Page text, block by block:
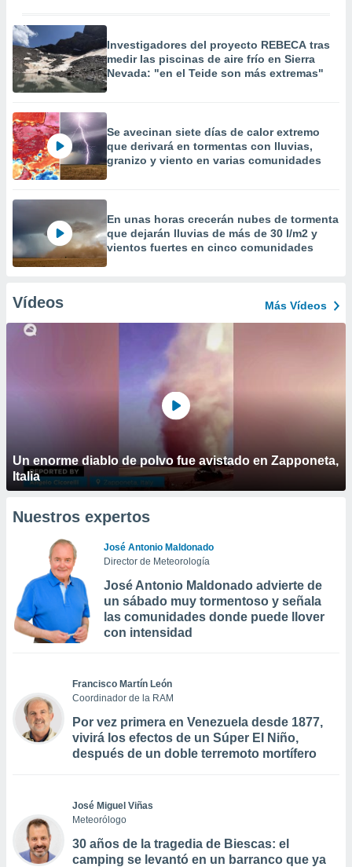
Investigadores del proyecto REBECA tras
medir las piscinas de aire frío en Sierra
Nevada: "en el Teide son más extremas"
Se avecinan siete días de calor extremo
que derivará en tormentas con lluvias,
granizo y viento en varias comunidades
En unas horas crecerán nubes de tormenta
que dejarán lluvias de más de 30 l/m2 y
vientos fuertes en cinco comunidades
Vídeos Más Vídeos
Un enorme diablo de polvo fue avistado en Zapponeta,
Italia
Nuestros expertos
José Antonio Maldonado
Director de Meteorología
José Antonio Maldonado advierte de
un sábado muy tormentoso y señala
las comunidades donde puede llover
con intensidad
Francisco Martín León
Coordinador de la RAM
Por vez primera en Venezuela desde 1877,
vivirá los efectos de un Súper El Niño,
después de un doble terremoto mortífero
José Miguel Viñas
Meteorólogo
30 años de la tragedia de Biescas: el
camping se levantó en un barranco que ya